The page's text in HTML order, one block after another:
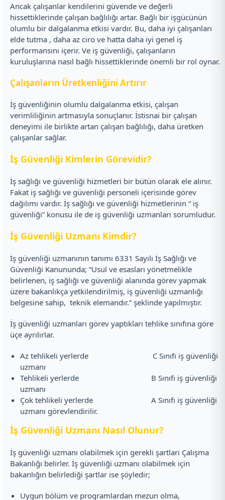
Ancak çalışanlar kendilerini güvende ve değerli
hissettiklerinde çalışan bağlılığı artar. Bağlı bir işgücünün
olumlu bir dalgalanma etkisi vardır. Bu, daha iyi çalışanları
elde tutma , daha az ciro ve hatta daha iyi genel iş
performansını içerir. Ve iş güvenliği, çalışanların
kuruluşlarına nasıl bağlı hissettiklerinde önemli bir rol oynar.
Çalışanların Üretkenliğini Artırır
İş güvenliğinin olumlu dalgalanma etkisi, çalışan
verimliliğinin artmasıyla sonuçlanır. İstisnai bir çalışan
deneyimi ile birlikte artan çalışan bağlılığı, daha üretken
çalışanlar sağlar.
İş Güvenliği Kimlerin Görevidir?
İş sağlığı ve güvenliği hizmetleri bir bütün olarak ele alınır.
Fakat iş sağlığı ve güvenliği personeli içerisinde görev
dağılımı vardır. İş sağlığı ve güvenliği hizmetlerinin “ iş
güvenliği” konusu ile de iş güvenliği uzmanları sorumludur.
İş Güvenliği Uzmanı Kimdir?
İş güvenliği uzmanının tanımı 6331 Sayılı İş Sağlığı ve
Güvenliği Kanununda; “Usul ve esasları yönetmelikle
belirlenen, iş sağlığı ve güvenliği alanında görev yapmak
üzere bakanlıkça yetkilendirilmiş, iş güvenliği uzmanlığı
belgesine sahip, teknik elemandır.” şeklinde yapılmıştır.
İş güvenliği uzmanları görev yaptıkları tehlike sınıfına göre
üçe ayrılırlar.
Az tehlikeli yerlerde C Sınıfı iş güvenliği
uzmanı
Tehlikeli yerlerde B Sınıfı iş güvenliği
uzmanı
Çok tehlikeli yerlerde A Sınıfı iş güvenliği
uzmanı görevlendirilir.
İş Güvenliği Uzmanı Nasıl Olunur?
İş güvenliği uzmanı olabilmek için gerekli şartları Çalışma
Bakanlığı belirler. İş güvenliği uzmanı olabilmek için
bakanlığın belirlediği şartlar ise şöyledir;
Uygun bölüm ve programlardan mezun olma,